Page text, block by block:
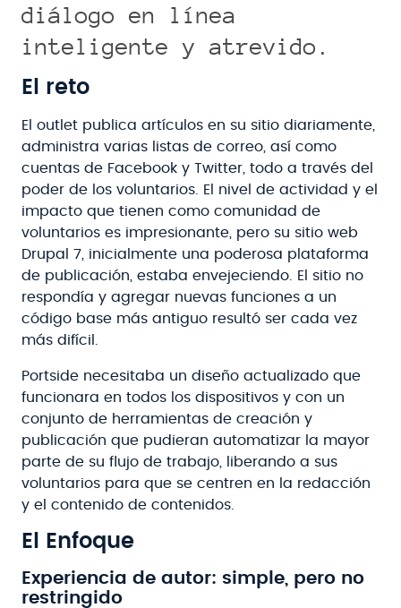
diálogo en línea
inteligente y atrevido.
El reto
El outlet publica artículos en su sitio diariamente,
administra varias listas de correo, así como
cuentas de Facebook y Twitter, todo a través del
poder de los voluntarios. El nivel de actividad y el
impacto que tienen como comunidad de
voluntarios es impresionante, pero su sitio web
Drupal 7, inicialmente una poderosa plataforma
de publicación, estaba envejeciendo. El sitio no
respondía y agregar nuevas funciones a un
código base más antiguo resultó ser cada vez
más difícil.
Portside necesitaba un diseño actualizado que
funcionara en todos los dispositivos y con un
conjunto de herramientas de creación y
publicación que pudieran automatizar la mayor
parte de su flujo de trabajo, liberando a sus
voluntarios para que se centren en la redacción
y el contenido de contenidos.
El Enfoque
Experiencia de autor: simple, pero no
restringido